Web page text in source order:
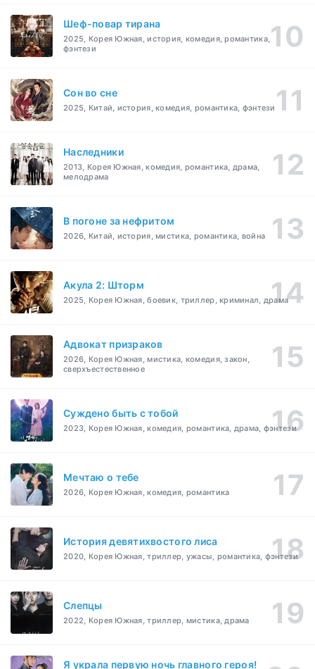
Шеф-повар тирана
2025, Корея Южная, история, комедия, романтика,
фэнтези
Cон во сне
2025, Китай, история, комедия, романтика, фэнтези
Наследники
2013, Корея Южная, комедия, романтика, драма,
мелодрама
В погоне за нефритом
2026, Китай, история, мистика, романтика, война
Акула 2: Шторм
2025, Корея Южная, боевик, триллер, криминал, драма
Адвокат призраков
2026, Корея Южная, мистика, комедия, закон,
сверхъестественное
Суждено быть с тобой
2023, Корея Южная, комедия, романтика, драма, фэнтези
Мечтаю о тебе
2026, Корея Южная, комедия, романтика
История девятихвостого лиса
2020, Корея Южная, триллер, ужасы, романтика, фэнтези
Слепцы
2022, Корея Южная, триллер, мистика, драма
Я украла первую ночь главного героя!